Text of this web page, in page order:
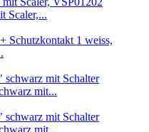
Scaler,...
mit...
mit...